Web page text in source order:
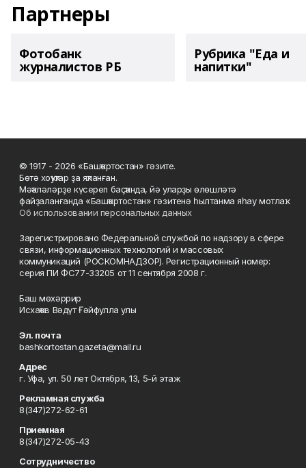
Партнеры
Фотобанк
журналистов РБ
Рубрика "Еда и
напитки"
© 1917 - 2026 «Башҡортостан» гәзите.
Бөтә хоҡуҡтар ҙа яҡланған.
Мәҡәләләрҙе күсереп баҫҡанда, йә уларҙы өлөшләтә
файҙаланғанда «Башҡортостан» гәзитенә һылтанма яһау мотлаҡ.
Об использовании персональных данных
Зарегистрировано Федеральной службой по надзору в сфере
связи, информационных технологий и массовых
коммуникаций (РОСКОМНАДЗОР). Регистрационный номер:
серия ПИ ФС77-33205 от 11 сентября 2008 г.
Баш мөхәррир
Исхаҡов Вәдүт Ғәйфулла улы
Эл. почта
bashkortostan.gazeta@mail.ru
Адрес
г. Уфа, ул. 50 лет Октября, 13, 5-й этаж
Рекламная служба
8(347)272-62-61
Приемная
8(347)272-05-43
Сотрудничество